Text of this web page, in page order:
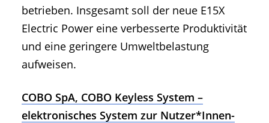
betrieben. Insgesamt soll der neue E15X
Electric Power eine verbesserte Produktivität
und eine geringere Umweltbelastung
aufweisen.
COBO SpA, COBO Keyless System –
elektronisches System zur Nutzer*Innen-